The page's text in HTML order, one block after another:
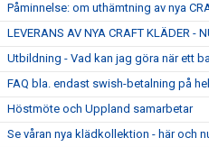
Påminnelse: om uthämtning av nya
LEVERANS AV NYA CRAFT KLÄDER -
Utbildning - Vad kan jag göra när ett
FAQ bla. endast swish-betalning på
Höstmöte och Uppland samarbetar
Se våran nya klädkollektion - här och